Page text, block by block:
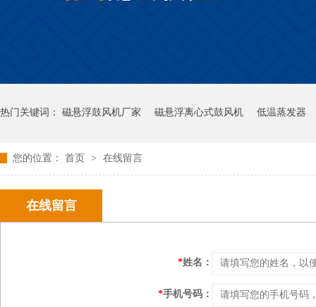
热门关键词： 磁悬浮鼓风机厂家 磁悬浮离心式鼓风机 低温蒸发器
您的位置： 首页 > 在线留言
在线留言
*姓名：
*手机号码：